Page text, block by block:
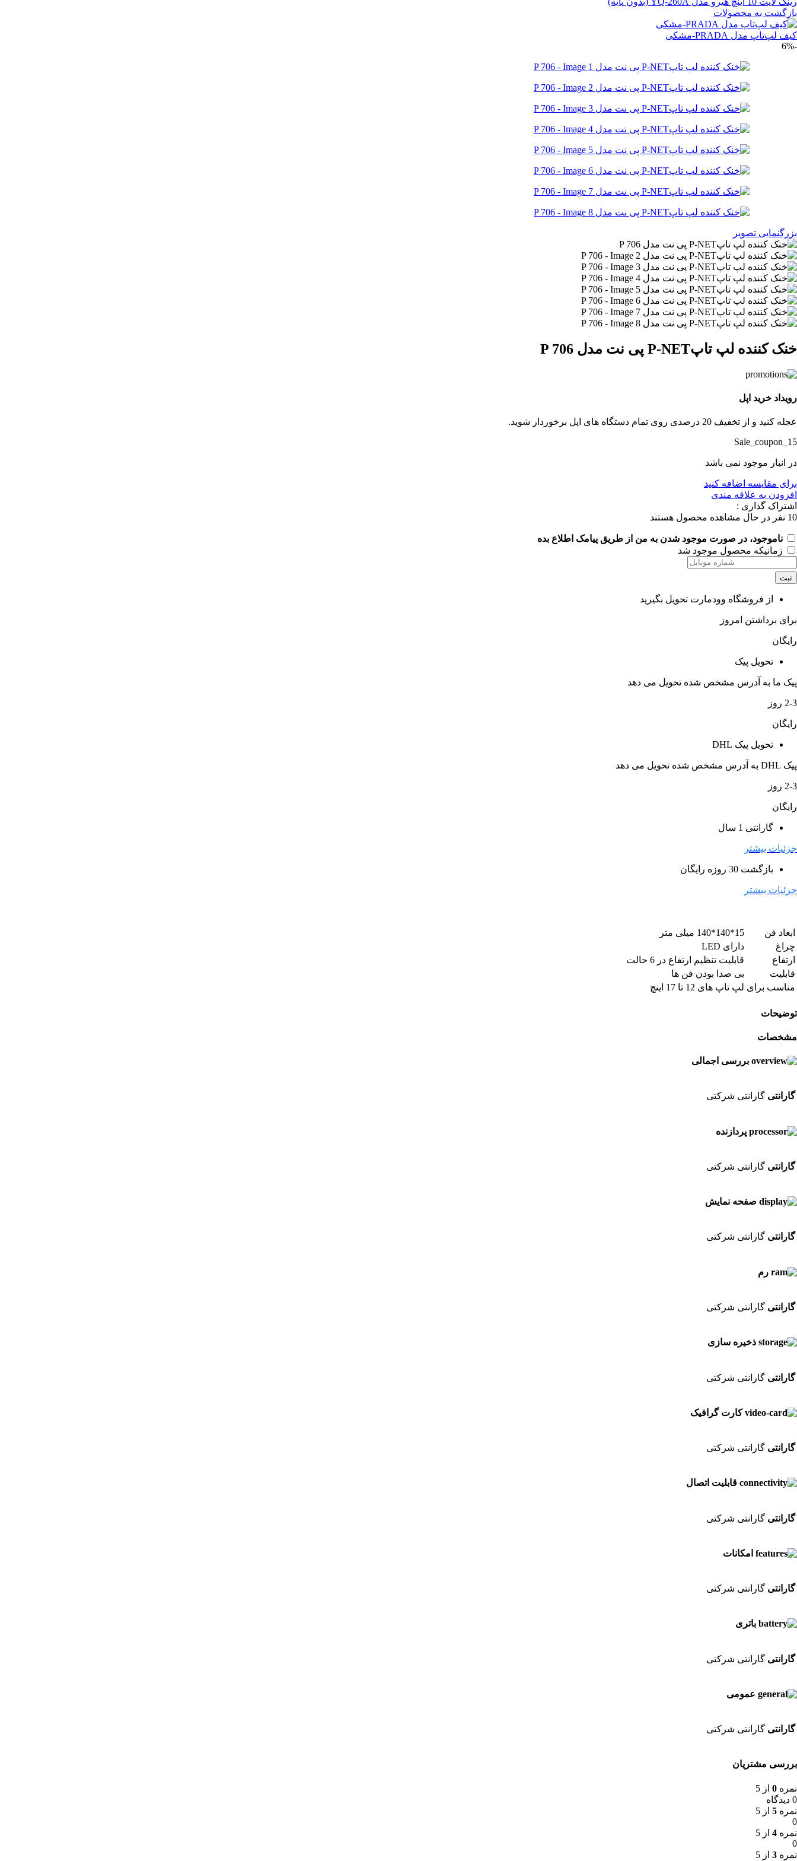
بازگشت به محصولات
کیف لپ‌تاپ مدل PRADA-مشکی
-6%
بزرگنمایی تصویر
خنک کننده لپ تاپP-NET پی نت مدل P 706
رویداد خرید اپل
عجله کنید و از تخفیف 20 درصدی روی تمام دستگاه های اپل برخوردار شوید.
Sale_coupon_15
در انبار موجود نمی باشد
برای مقایسه اضافه کنید
افزودن به علاقه مندی
اشتراک گذاری :
10 نفر در حال مشاهده محصول هستند
ناموجود، در صورت موجود شدن به من از طریق پیامک اطلاع بده
زمانیکه محصول موجود شد
ثبت
از فروشگاه وودمارت تحویل بگیرید
برای برداشتن امروز
رایگان
تحویل پیک
پیک ما به آدرس مشخص شده تحویل می دهد
2-3 روز
رایگان
تحویل پیک DHL
پیک DHL به آدرس مشخص شده تحویل می دهد
2-3 روز
رایگان
گارانتی 1 سال
جزئیات بیشتر
بازگشت 30 روزه رایگان
جزئیات بیشتر
ابعاد فن
15*140*140 میلی متر
چراغ
دارای LED
ارتفاع
قابلیت تنظیم ارتفاع در 6 حالت
قابلیت
بی صدا بودن فن ها
مناسب برای لپ تاپ های 12 تا 17 اینچ
توضیحات
مشخصات
بررسی اجمالی
گارانتی گارانتی شرکتی
پردازنده
گارانتی گارانتی شرکتی
صفحه نمایش
گارانتی گارانتی شرکتی
رم
گارانتی گارانتی شرکتی
ذخیره سازی
گارانتی گارانتی شرکتی
کارت گرافیک
گارانتی گارانتی شرکتی
قابلیت اتصال
گارانتی گارانتی شرکتی
امکانات
گارانتی گارانتی شرکتی
باتری
گارانتی گارانتی شرکتی
عمومی
گارانتی گارانتی شرکتی
بررسی مشتریان
نمره 0 از 5
0 دیدگاه
نمره 5 از 5
0
نمره 4 از 5
0
نمره 3 از 5